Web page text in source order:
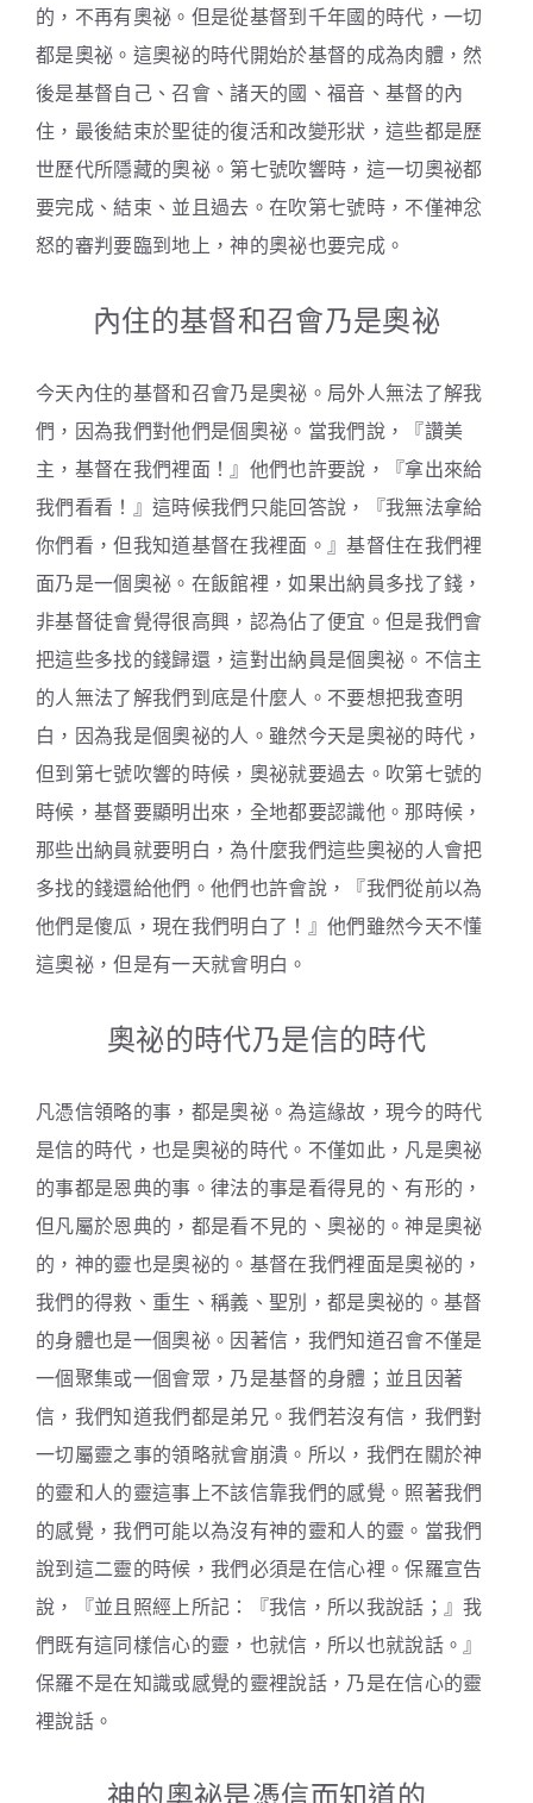
的，不再有奧祕。但是從基督到千年國的時代，一切
都是奧祕。這奧祕的時代開始於基督的成為肉體，然
後是基督自己、召會、諸天的國、福音、基督的內
住，最後結束於聖徒的復活和改變形狀，這些都是歷
世歷代所隱藏的奧祕。第七號吹響時，這一切奧祕都
要完成、結束、並且過去。在吹第七號時，不僅神忿
怒的審判要臨到地上，神的奧祕也要完成。
內住的基督和召會乃是奧祕
今天內住的基督和召會乃是奧祕。局外人無法了解我
們，因為我們對他們是個奧祕。當我們說，『讚美
主，基督在我們裡面！』他們也許要說，『拿出來給
我們看看！』這時候我們只能回答說，『我無法拿給
你們看，但我知道基督在我裡面。』基督住在我們裡
面乃是一個奧祕。在飯館裡，如果出納員多找了錢，
非基督徒會覺得很高興，認為佔了便宜。但是我們會
把這些多找的錢歸還，這對出納員是個奧祕。不信主
的人無法了解我們到底是什麼人。不要想把我查明
白，因為我是個奧祕的人。雖然今天是奧祕的時代，
但到第七號吹響的時候，奧祕就要過去。吹第七號的
時候，基督要顯明出來，全地都要認識他。那時候，
那些出納員就要明白，為什麼我們這些奧祕的人會把
多找的錢還給他們。他們也許會說，『我們從前以為
他們是傻瓜，現在我們明白了！』他們雖然今天不懂
這奧祕，但是有一天就會明白。
奧祕的時代乃是信的時代
凡憑信領略的事，都是奧祕。為這緣故，現今的時代
是信的時代，也是奧祕的時代。不僅如此，凡是奧祕
的事都是恩典的事。律法的事是看得見的、有形的，
但凡屬於恩典的，都是看不見的、奧祕的。神是奧祕
的，神的靈也是奧祕的。基督在我們裡面是奧祕的，
我們的得救、重生、稱義、聖別，都是奧祕的。基督
的身體也是一個奧祕。因著信，我們知道召會不僅是
一個聚集或一個會眾，乃是基督的身體；並且因著
信，我們知道我們都是弟兄。我們若沒有信，我們對
一切屬靈之事的領略就會崩潰。所以，我們在關於神
的靈和人的靈這事上不該信靠我們的感覺。照著我們
的感覺，我們可能以為沒有神的靈和人的靈。當我們
說到這二靈的時候，我們必須是在信心裡。保羅宣告
說，『並且照經上所記：『我信，所以我說話；』我
們既有這同樣信心的靈，也就信，所以也就說話。』
保羅不是在知識或感覺的靈裡說話，乃是在信心的靈
裡說話。